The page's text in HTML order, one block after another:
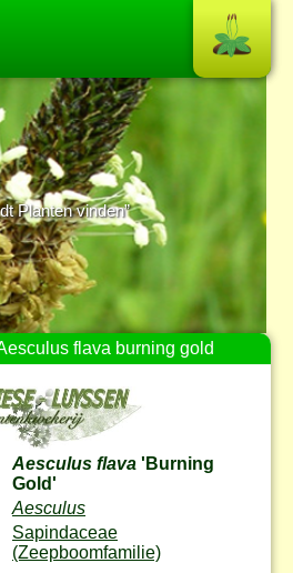
Planten vinden”
flava burning gold
Aesculus flava 'Burning
Gold'
Aesculus
Sapindaceae
(Zeepboomfamilie)